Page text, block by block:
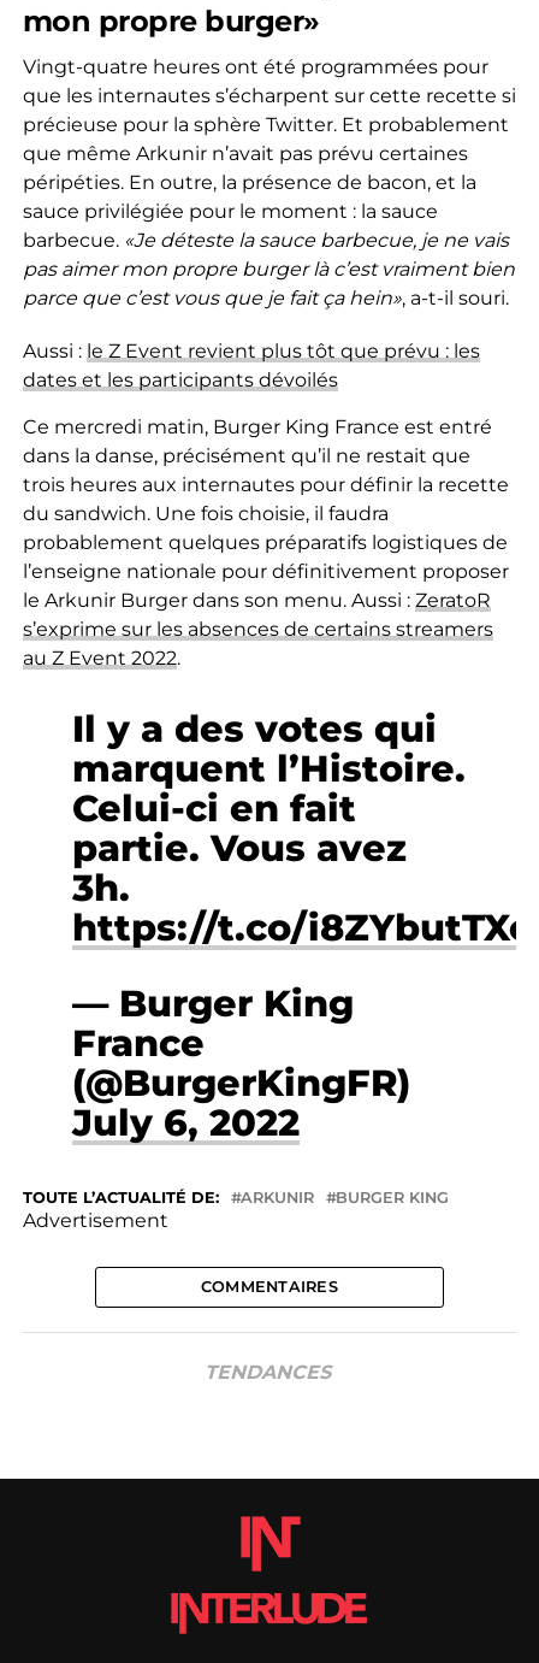
mon propre burger»
Vingt-quatre heures ont été programmées pour
que les internautes s’écharpent sur cette recette si
précieuse pour la sphère Twitter. Et probablement
que même Arkunir n’avait pas prévu certaines
péripéties. En outre, la présence de bacon, et la
sauce privilégiée pour le moment : la sauce
barbecue. «Je déteste la sauce barbecue, je ne vais
pas aimer mon propre burger là c’est vraiment bien
parce que c’est vous que je fait ça hein», a-t-il souri.
Aussi : le Z Event revient plus tôt que prévu : les
dates et les participants dévoilés
Ce mercredi matin, Burger King France est entré
dans la danse, précisément qu’il ne restait que
trois heures aux internautes pour définir la recette
du sandwich. Une fois choisie, il faudra
probablement quelques préparatifs logistiques de
l’enseigne nationale pour définitivement proposer
le Arkunir Burger dans son menu. Aussi : ZeratoR
s’exprime sur les absences de certains streamers
au Z Event 2022.
Il y a des votes qui
marquent l’Histoire.
Celui-ci en fait
partie. Vous avez
3h.
https://t.co/i8ZYbutTXe
— Burger King
France
(@BurgerKingFR)
July 6, 2022
TOUTE L’ACTUALITÉ DE: ARKUNIR BURGER KING
Advertisement
COMMENTAIRES
TENDANCES